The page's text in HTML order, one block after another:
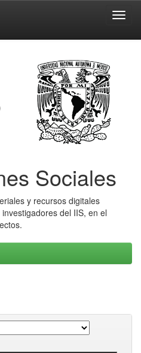
Sociales
y recursos digitales
del IIS, en el